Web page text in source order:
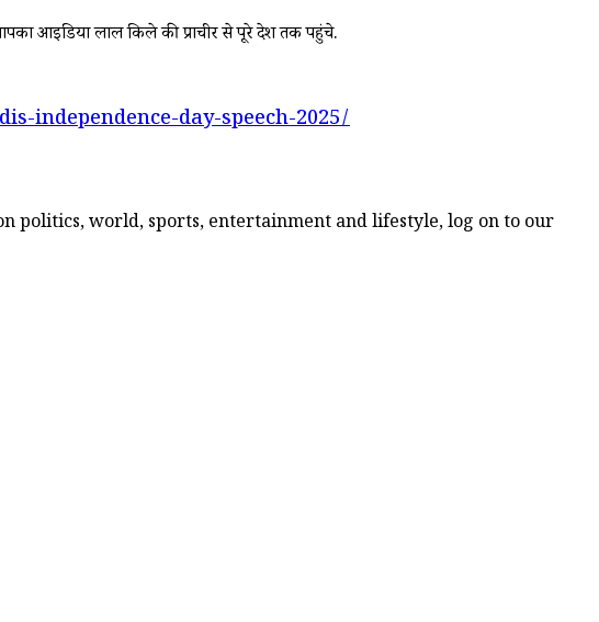
आइडिया लाल किले की प्राचीर से पूरे देश तक पहुंचे.
independence-day-speech-2025/
politics, world, sports, entertainment and lifestyle, log on to our